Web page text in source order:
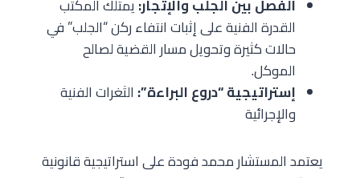
الفصل بين الجلب والإتجار:يمتلك المكتب
القدرة الفنية على إثبات انتفاء ركن “الجلب” في
حالات كثيرة وتحويل مسار القضية لصالح
الموكل.
إستراتيجية “دروع البراءة”: الثغرات الفنية
والإجرائية
يعتمد المستشار محمد فودة على استراتيجية قانونية